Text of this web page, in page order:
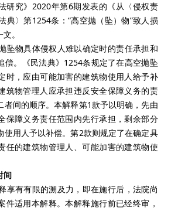
研究》2020年第6期发表的《从〈侵权责
典〉第1254条：“高空抛（坠）物”致人损
。
物具体侵权人难以确定时的责任承担和
偿。《民法典》1254条规定了在高空抛坠
时，应由可能加害的建筑物使用人给予补
筑物管理人应承担违反安全保障义务的责
者间的顺序。本解释第1款予以明确，先由
保障义务责任范围内先行承担，剩余部分
使用人予以补偿。第2款则规定了在确定具
任的建筑物管理人、可能加害的建筑物使
间
有有限的溯及力，即在施行后，法院尚
件适用本解释。本解释施行前已经终审，